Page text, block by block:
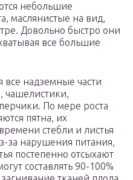
небольшие
маслянистые на вид,
Довольно быстро они
все большие
надземные части
чашелистики,
По мере роста
пятна, их
стебли и листья
за нарушения питания,
постепенно отсыхают
составлять 90-100%